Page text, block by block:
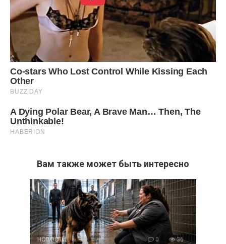
Вам также может быть интересно
НОВОСТИ 0 36